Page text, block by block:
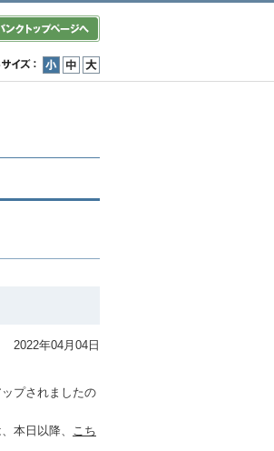
小 中 大
2022年04月04日
プされましたの
本日以降、 こち